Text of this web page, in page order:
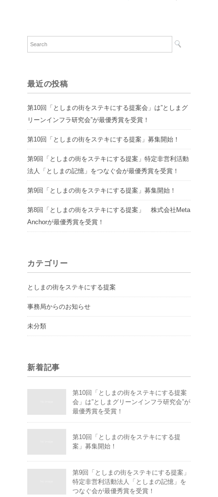
最近の投稿
第10回「としまの街をステキにする提案会」は”としまグ
リーンインフラ研究会”が最優秀賞を受賞！
第10回「としまの街をステキにする提案」募集開始！
第9回「としまの街をステキにする提案」特定非営利活動
法人「としまの記憶」をつなぐ会が最優秀賞を受賞！
第9回「としまの街をステキにする提案」募集開始！
第8回「としまの街をステキにする提案」 株式会社Meta
Anchorが最優秀賞を受賞！
カテゴリー
としまの街をステキにする提案
事務局からのお知らせ
未分類
新着記事
第10回「としまの街をステキにする提案
会」は”としまグリーンインフラ研究会”が
最優秀賞を受賞！
第10回「としまの街をステキにする提
案」募集開始！
第9回「としまの街をステキにする提案」
特定非営利活動法人「としまの記憶」を
つなぐ会が最優秀賞を受賞！